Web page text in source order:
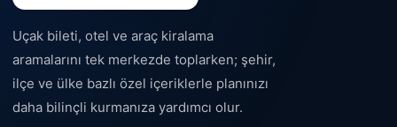
Uçak bileti, otel ve araç kiralama
aramalarını tek merkezde toplarken; şehir,
ilçe ve ülke bazlı özel içeriklerle planınızı
daha bilinçli kurmanıza yardımcı olur.